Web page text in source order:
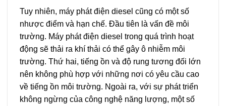
Tuy nhiên, máy phát điện diesel cũng có một số
nhược điểm và hạn chế. Đầu tiên là vấn đề môi
trường. Máy phát điện diesel trong quá trình hoạt
động sẽ thải ra khí thải có thể gây ô nhiễm môi
trường. Thứ hai, tiếng ồn và độ rung tương đối lớn
nên không phù hợp với những nơi có yêu cầu cao
về tiếng ồn môi trường. Ngoài ra, với sự phát triển
không ngừng của công nghệ năng lượng, một số